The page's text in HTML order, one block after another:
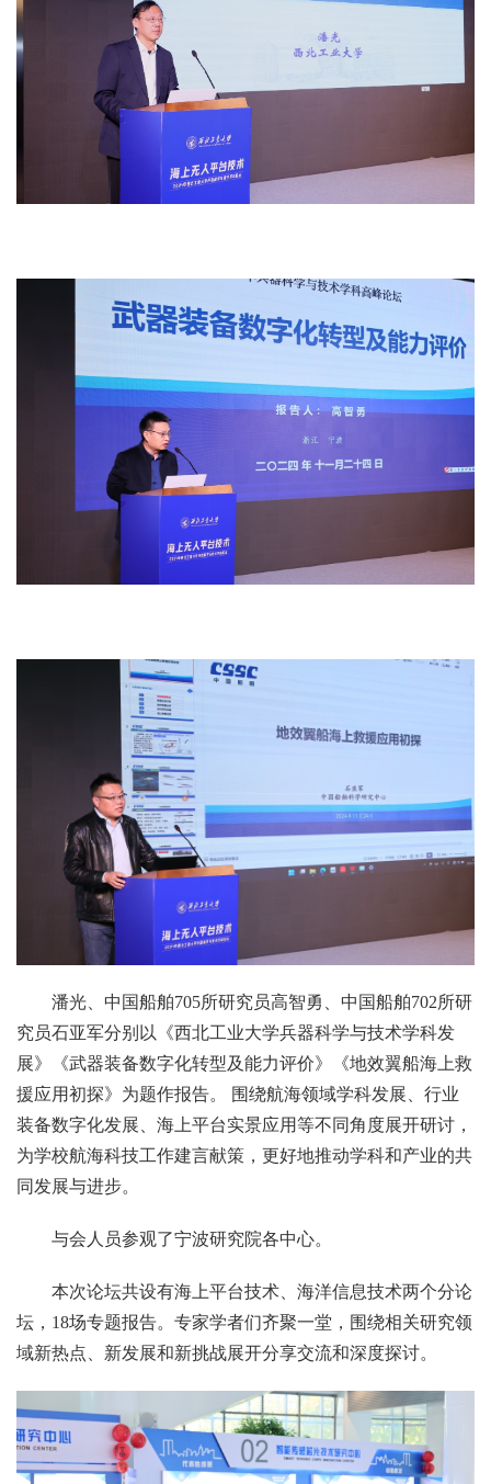
潘光、中国船舶705所研究员高智勇、中国船舶702所研
究员石亚军分别以《西北工业大学兵器科学与技术学科发
展》《武器装备数字化转型及能力评价》《地效翼船海上救
援应用初探》为题作报告。 围绕航海领域学科发展、行业
装备数字化发展、海上平台实景应用等不同角度展开研讨，
为学校航海科技工作建言献策，更好地推动学科和产业的共
同发展与进步。
与会人员参观了宁波研究院各中心。
本次论坛共设有海上平台技术、海洋信息技术两个分论
坛，18场专题报告。专家学者们齐聚一堂，围绕相关研究领
域新热点、新发展和新挑战展开分享交流和深度探讨。